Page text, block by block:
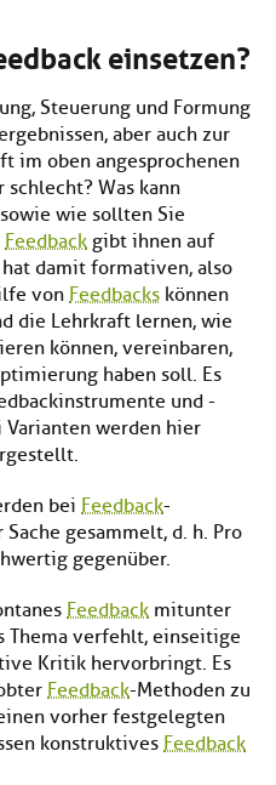
einsetzen?
Steuerung und Formung
aber auch zur
im oben angesprochenen
schlecht? Was kann
wie sollten Sie
Feedback gibt ihnen auf
damit formativen, also
von Feedbacks können
die Lehrkraft lernen, wie
können, vereinbaren,
haben soll. Es
und -
werden hier
bei Feedback-
gesammelt, d. h. Pro
gegenüber.
Feedback mitunter
Thema verfehlt, einseitige
Kritik hervorbringt. Es
Feedback-Methoden zu
vorher festgelegten
konstruktivesFeedback